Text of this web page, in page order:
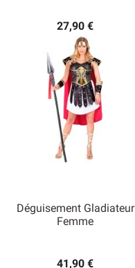
27,90 €
Déguisement Gladiateur
Femme
41,90 €